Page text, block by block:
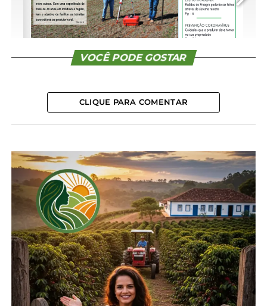
Compartilhe isso:
Facebook 18+
Relacionado
Edição 01 – Abril
21 de novembro, 2023
Em "2018"
Edição 76 – Abril
19 de abril, 2024
Em "2024"
CONTINUE READING
VOCÊ PODE GOSTAR
CLIQUE PARA COMENTAR